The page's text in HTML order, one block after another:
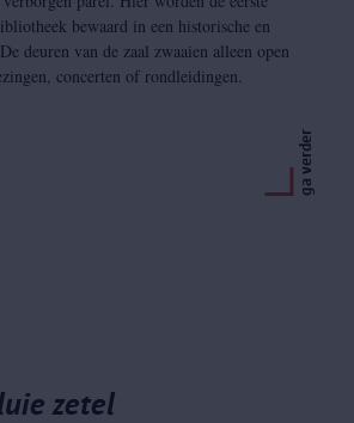
bewaard in een historische en
deuren van de zaal zwaaien alleen open
concerten of rondleidingen.
ga verder
zetel